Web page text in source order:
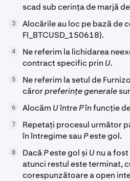
scad sub cerința de marjă
3
Alocările au loc pe bază de
FI_BTCUSD_150618).
4
Ne referim la lichidarea
contract specific prin U.
5
Ne referim la setul de
cărorpreferințe generale
6 Alocăm UîntrePîn funcție
7 Repetați procesul următor
în întregime sauPeste gol.
8 DacăPeste gol și Unu a
atunci restul este terminat,
corespunzătoare a open